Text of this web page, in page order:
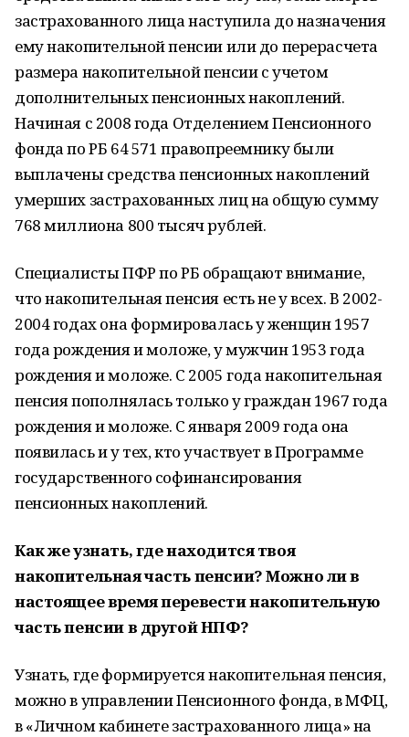
застрахованного лица наступила до назначения
ему накопительной пенсии или до перерасчета
размера накопительной пенсии с учетом
дополнительных пенсионных накоплений.
Начиная с 2008 года Отделением Пенсионного
фонда по РБ 64 571 правопреемнику были
выплачены средства пенсионных накоплений
умерших застрахованных лиц на общую сумму
768 миллиона 800 тысяч рублей.
Специалисты ПФР по РБ обращают внимание,
что накопительная пенсия есть не у всех. В 2002-
2004 годах она формировалась у женщин 1957
года рождения и моложе, у мужчин 1953 года
рождения и моложе. С 2005 года накопительная
пенсия пополнялась только у граждан 1967 года
рождения и моложе. С января 2009 года она
появилась и у тех, кто участвует в Программе
государственного софинансирования
пенсионных накоплений.
Как же узнать, где находится твоя
накопительная часть пенсии? Можно ли в
настоящее время перевести накопительную
часть пенсии в другой НПФ?
Узнать, где формируется накопительная пенсия,
можно в управлении Пенсионного фонда, в МФЦ,
в «Личном кабинете застрахованного лица» на